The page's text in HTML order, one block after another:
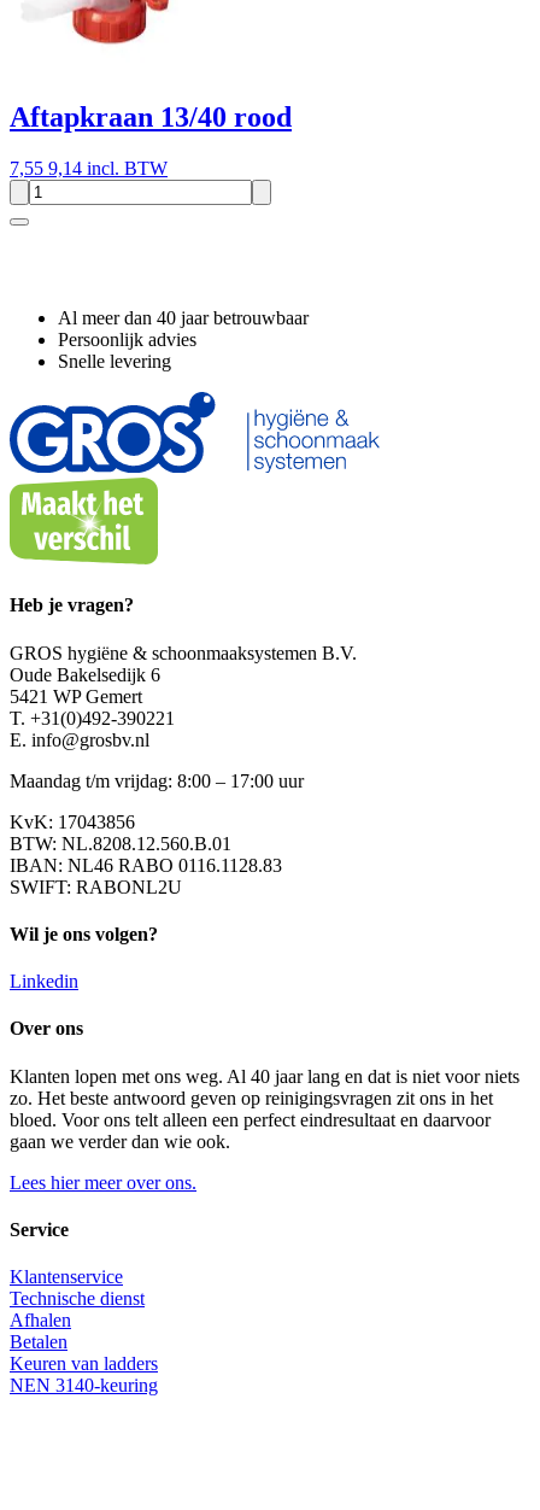
Aftapkraan 13/40 rood
7,55 9,14 incl. BTW
Al meer dan 40 jaar betrouwbaar
Persoonlijk advies
Snelle levering
Heb je vragen?
GROS hygiëne & schoonmaaksystemen B.V.
Oude Bakelsedijk 6
5421 WP Gemert
T. +31(0)492-390221
E. info@grosbv.nl
Maandag t/m vrijdag: 8:00 – 17:00 uur
KvK: 17043856
BTW: NL.8208.12.560.B.01
IBAN: NL46 RABO 0116.1128.83
SWIFT: RABONL2U
Wil je ons volgen?
Linkedin
Over ons
Klanten lopen met ons weg. Al 40 jaar lang en dat is niet voor niets
zo. Het beste antwoord geven op reinigingsvragen zit ons in het
bloed. Voor ons telt alleen een perfect eindresultaat en daarvoor
gaan we verder dan wie ook.
Lees hier meer over ons.
Service
Klantenservice
Technische dienst
Afhalen
Betalen
Keuren van ladders
NEN 3140-keuring